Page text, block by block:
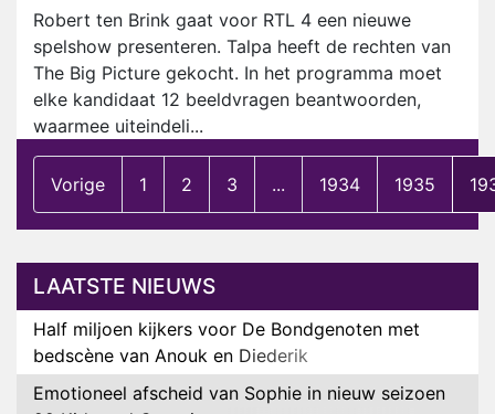
Robert ten Brink gaat voor RTL 4 een nieuwe
spelshow presenteren. Talpa heeft de rechten van
The Big Picture gekocht. In het programma moet
elke kandidaat 12 beeldvragen beantwoorden,
waarmee uiteindeli...
Vorige 1 2 3 ... 1934 1935
LAATSTE NIEUWS
Half miljoen kijkers voor De Bondgenoten met
bedscène van Anouk en Diederik
Emotioneel afscheid van Sophie in nieuw seizoen